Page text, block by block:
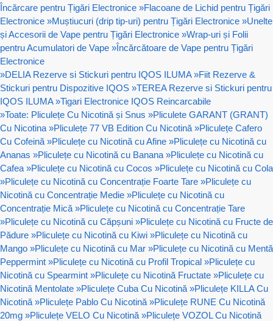
Încărcare pentru Țigări Electronice »Flacoane de Lichid pentru Țigări
Electronice »Muștiucuri (drip tip-uri) pentru Țigări Electronice »Unelte
și Accesorii de Vape pentru Țigări Electronice »Wrap-uri și Folii
pentru Acumulatori de Vape »Încărcătoare de Vape pentru Țigări
Electronice
»DELIA Rezerve si Stickuri pentru IQOS ILUMA »Fiit Rezerve &
Stickuri pentru Dispozitive IQOS »TEREA Rezerve si Stickuri pentru
IQOS ILUMA »Tigari Electronice IQOS Reincarcabile
»Toate: Pliculețe Cu Nicotină și Snus »Pliculete GARANT (GRANT)
Cu Nicotina »Pliculețe 77 VB Edition Cu Nicotină »Pliculețe Cafero
Cu Cofeină »Pliculețe cu Nicotină cu Afine »Pliculețe cu Nicotină cu
Ananas »Pliculețe cu Nicotină cu Banana »Pliculețe cu Nicotină cu
Cafea »Pliculețe cu Nicotină cu Cocos »Pliculețe cu Nicotină cu Cola
»Pliculețe cu Nicotină cu Concentrație Foarte Tare »Pliculețe cu
Nicotină cu Concentrație Medie »Pliculețe cu Nicotină cu
Concentrație Mică »Pliculețe cu Nicotină cu Concentrație Tare
»Pliculețe cu Nicotină cu Căpșuni »Pliculețe cu Nicotină cu Fructe de
Pădure »Pliculețe cu Nicotină cu Kiwi »Pliculețe cu Nicotină cu
Mango »Pliculețe cu Nicotină cu Mar »Pliculețe cu Nicotină cu Mentă
Peppermint »Pliculețe cu Nicotină cu Profil Tropical »Pliculețe cu
Nicotină cu Spearmint »Pliculețe cu Nicotină Fructate »Pliculețe cu
Nicotină Mentolate »Pliculețe Cuba Cu Nicotină »Pliculețe KILLA Cu
Nicotină »Pliculețe Pablo Cu Nicotină »Pliculețe RUNE Cu Nicotină
20mg »Pliculețe VELO Cu Nicotină »Pliculețe VOZOL Cu Nicotină